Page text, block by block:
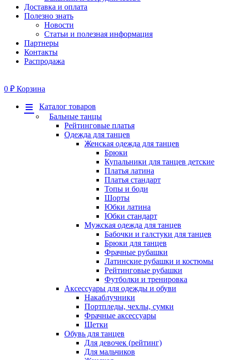
Доставка и оплата
Полезно знать
Новости
Статьи и полезная информация
Партнеры
Контакты
Распродажа
0 ₽ Корзина
Меню
Каталог товаров
Бальные танцы
Рейтинговые платья
Одежда для танцев
Женская одежда для танцев
Брюки
Купальники для танцев детские
Платья латина
Платья стандарт
Топы и боди
Шорты
Юбки латина
Юбки стандарт
Мужская одежда для танцев
Бабочки и галстуки для танцев
Брюки для танцев
Фрачные рубашки
Латинские рубашки и костюмы
Рейтинговые рубашки
Футболки и тренировка
Аксессуары для одежды и обуви
Накаблучники
Портпледы, чехлы, сумки
Фрачные аксессуары
Щетки
Обувь для танцев
Для девочек (рейтинг)
Для мальчиков